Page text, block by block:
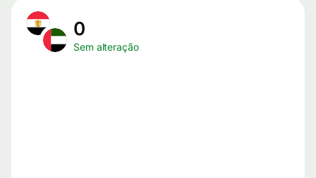
0
Sem alteração